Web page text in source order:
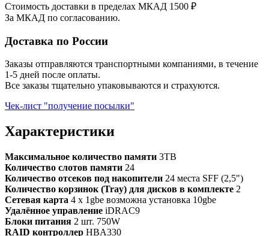
Стоимость доставки в пределах МКАД 1500 ₽
За МКАД по согласованию.
Доставка по России
Заказы отправляются транспортными компаниями, в течение
1-5 дней после оплаты.
Все заказы тщательно упаковываются и страхуются.
Чек-лист "получение посылки"
Характеристики
Максимальное количество памяти 3TB
Количество слотов памяти 24
Количество отсеков под накопители 24 места SFF (2,5")
Количество корзинок (Tray) для дисков в комплекте 2
Сетевая карта 4 x 1gbe возможна установка 10gbe
Удалённое управление iDRAC9
Блоки питания 2 шт. 750W
RAID контроллер HBA330